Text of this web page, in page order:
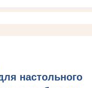
настольного